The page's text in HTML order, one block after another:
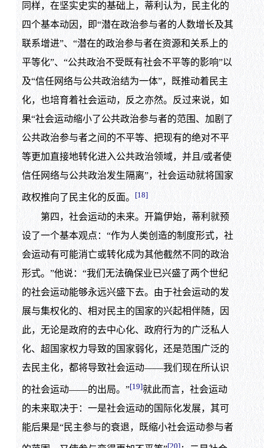
同样，在坚实史实的基础上，蒂利认为，民主化的
四个基本动因，即“潜在政治参与者的人数增长及其
联系增进”、“潜在的政治参与者在资源和关系上的
平等化”、“公共政治不受既有社会不平等的影响”以
及“信任网络与公共政治结为一体”，既推动着民主
化，也培育着社会运动，反之亦然。反过来说，如
果“社会运动缩小了公共政治参与者的范围、加剧了
公共政治参与者之间的不平等、把现有的绝对不平
等更加直接地转化进入公共政治领域，并且/或者使
信任网络与公共政治发生隔离”，社会运动就将国家
政权推向了民主化的反面。 [18]
第四，社会运动的未来。开篇伊始，蒂利就预
设了一个基本观点：“作为人类创造的制度形式，社
会运动有可能消亡或转化成为其他截然不同的政治
形式。”他说：“我们无法确保业已兴盛了两个世纪
的社会运动能够永远兴盛下去。由于社会运动的发
展与集权化的、相对民主的国家的兴起相伴随，因
此，无论是政府的去中心化、政府行为的广泛私人
化、超国家权力导致的国家弱化，还是范围广泛的
去民主化，都将导致社会运动——我们现在所认识
的社会运动——的出局。”[19]就此而言，社会运动
的未来取决于：一是社会运动的国际化发展，其可
能后果是“民主参与的衰退，既缩小社会运动参与者
[20]